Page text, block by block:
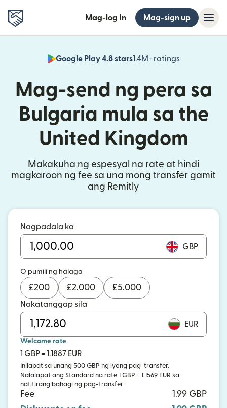
Mag-log In Mag-sign up
Google Play 4.8 stars1.4M+ ratings
(bubukas
Mag-send ng pera sa
Bulgaria mula sa the
United Kingdom
Makakuha ng espesyal na rate at hindi
magkaroon ng fee sa una mong transfer gamit
ang Remitly
Nagpadala ka
GBP
O pumili ng halaga
£200 £2,000 £5,000
Nakatanggap sila
EUR
Welcome rate
1 GBP = 1.1887 EUR
Inilapat sa unang 500 GBP ng iyong pag-transfer.
Nalalapat ang Standard na rate 1 GBP = 1.1569 EUR sa
natitirang bahagi ng pag-transfer
Fee
1.99 GBP